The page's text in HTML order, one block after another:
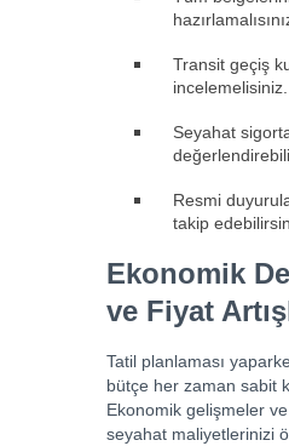
Transit geçiş
incelemelisiniz.
Seyahat
Resmi
takip
Ekonomik
ve Fiyat
Tatil planlaması
bütçe her zaman sabit
Ekonomik gelişmeler
seyahat maliyetlerinizi